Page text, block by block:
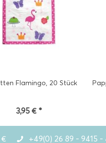
Flamingo, 20 Stück
3,95 € *
€ +49(0) 26 89 - 9415 -